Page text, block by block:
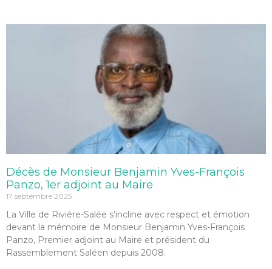
Décès de Monsieur Benjamin Yves-François
Panzo, 1er adjoint au Maire
17 septembre 2025
La Ville de Rivière-Salée s’incline avec respect et émotion
devant la mémoire de Monsieur Benjamin Yves-François
Panzo, Premier adjoint au Maire et président du
Rassemblement Saléen depuis 2008.